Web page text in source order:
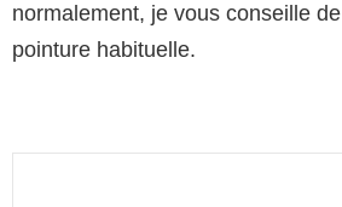
normalement, je vous conseille
pointure habituelle.